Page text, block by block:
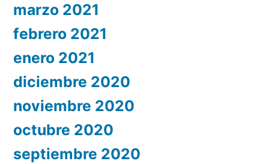
marzo 2021
febrero 2021
enero 2021
diciembre 2020
noviembre 2020
octubre 2020
septiembre 2020